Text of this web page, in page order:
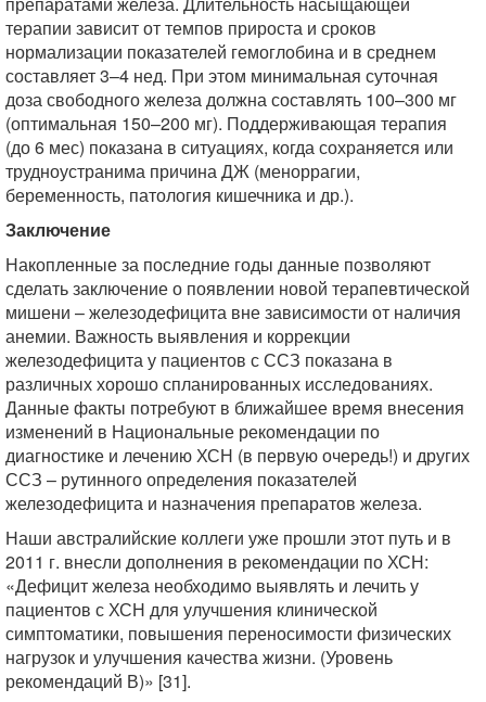
терапии зависит от темпов прироста и сроков
нормализации показателей гемоглобина и в среднем
составляет 3–4 нед. При этом минимальная суточная
доза свободного железа должна составлять 100–300 мг
(оптимальная 150–200 мг). Поддерживающая терапия
(до 6 мес) показана в ситуациях, когда сохраняется или
трудноустранима причина ДЖ (меноррагии,
беременность, патология кишечника и др.).
Заключение
Накопленные за последние годы данные позволяют
сделать заключение о появлении новой терапевтической
мишени – железодефицита вне зависимости от наличия
анемии. Важность выявления и коррекции
железодефицита у пациентов с ССЗ показана в
различных хорошо спланированных исследованиях.
Данные факты потребуют в ближайшее время внесения
изменений в Национальные рекомендации по
диагностике и лечению ХСН (в первую очередь!) и других
ССЗ – рутинного определения показателей
железодефицита и назначения препаратов железа.
Наши австралийские коллеги уже прошли этот путь и в
2011 г. внесли дополнения в рекомендации по ХСН:
«Дефицит железа необходимо выявлять и лечить у
пациентов с ХСН для улучшения клинической
симптоматики, повышения переносимости физических
нагрузок и улучшения качества жизни. (Уровень
рекомендаций В)» [31].